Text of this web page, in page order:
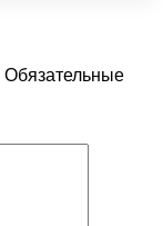
Обязательные